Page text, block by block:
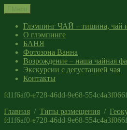
Глэмпинг ЧАЙ – тишина, чай
О глэмпинге
БАНЯ
Фотозона Ванна
Возрождение – наша чайная
Экскурсии с дегустацией чая
Контакты
fd1f6af0-e728-46dd-9e68-554c4a3f066f
Главная
Типы размещения
fd1f6af0-e728-46dd-9e68-554c4a3f066f